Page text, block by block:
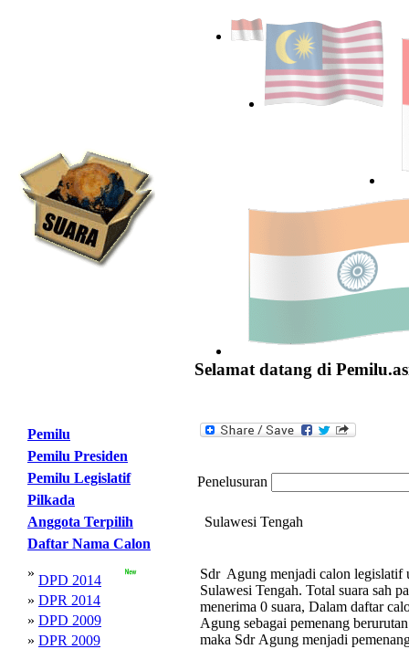
Selamat datang di
Pemilu
Pemilu Presiden
Pemilu Legislatif
Pilkada
Anggota Terpilih
Daftar Nama Calon
» DPD 2014
» DPR 2014
» DPD 2009
» DPR 2009
Penelusuran
Sulawesi Tengah
Sdr Agung menjadi calon legislatif
Sulawesi Tengah. Total suara sah
menerima 0 suara, Dalam daftar
Agung sebagai pemenang
maka Sdr Agung menjadi